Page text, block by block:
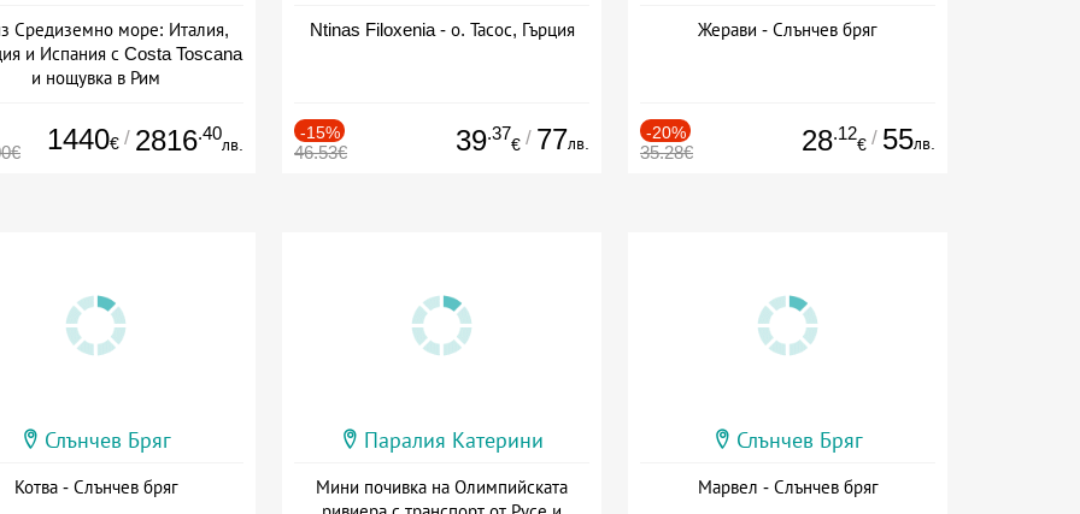
Средиземно море: Италия,
и Испания с Costa Toscana
и нощувка в Рим
1440€ / 2816.40
лв.
Ntinas Filoxenia - о. Тасос, Гърция
-15%
46.53€ 39.37
€ / 77лв.
Жерави - Слънчев бряг
-20%
35.28€ 28.12
€ / 55лв.
Слънчев Бряг
Котва - Слънчев бряг
Паралия Катерини
Мини почивка на Олимпийската
Слънчев Бряг
Марвел - Слънчев бряг